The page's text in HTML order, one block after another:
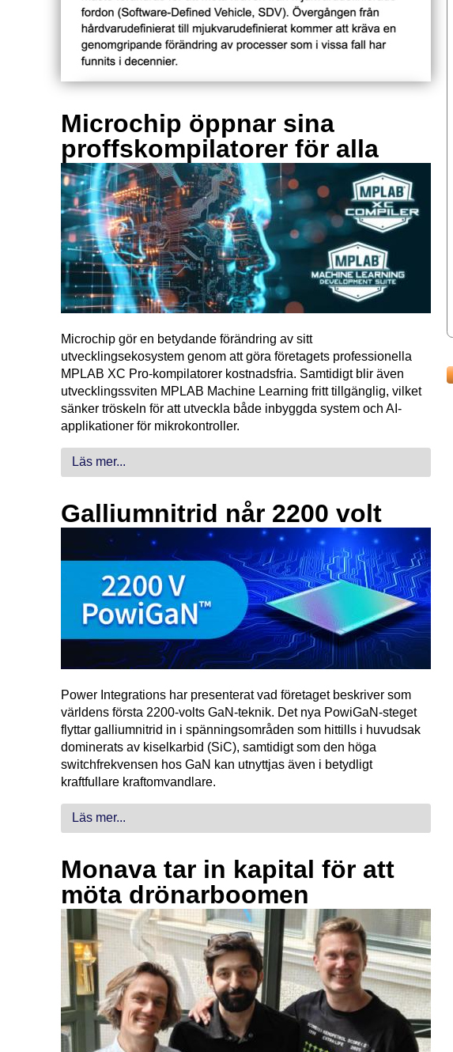
Microchip öppnar sina
proffskompilatorer för alla
Microchip gör en betydande förändring av sitt
utvecklingsekosystem genom att göra företagets professionella
MPLAB XC Pro-kompilatorer kostnadsfria. Samtidigt blir även
utvecklingssviten MPLAB Machine Learning fritt tillgänglig, vilket
sänker tröskeln för att utveckla både inbyggda system och AI-
applikationer för mikrokontroller.
Läs mer...
Galliumnitrid når 2200 volt
Power Integrations har presenterat vad företaget beskriver som
världens första 2200-volts GaN-teknik. Det nya PowiGaN-steget
flyttar galliumnitrid in i spänningsområden som hittills i huvudsak
dominerats av kiselkarbid (SiC), samtidigt som den höga
switchfrekvensen hos GaN kan utnyttjas även i betydligt
kraftfullare kraftomvandlare.
Läs mer...
Monava tar in kapital för att
möta drönarboomen